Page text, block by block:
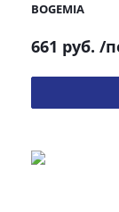
BOGEMIA
661 руб. /